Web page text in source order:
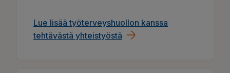
Lue lisää työterveyshuollon kanssa
tehtävästä yhteistyöstä